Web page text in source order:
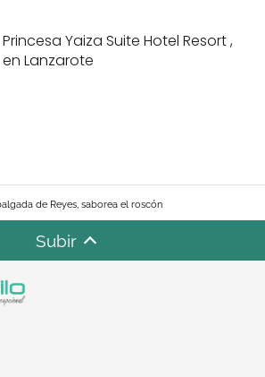
Princesa Yaiza Suite Hotel Resort ,
en Lanzarote
de Reyes, saborea el roscón
Subir